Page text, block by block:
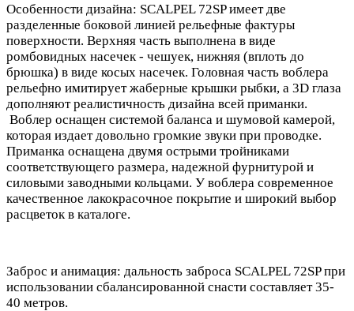
Особенности дизайна: SCALPEL 72SP имеет две
разделенные боковой линией рельефные фактуры
поверхности. Верхняя часть выполнена в виде
ромбовидных насечек - чешуек, нижняя (вплоть до
брюшка) в виде косых насечек. Головная часть воблера
рельефно имитирует жаберные крышки рыбки, а 3D глаза
дополняют реалистичность дизайна всей приманки.
Воблер оснащен системой баланса и шумовой камерой,
которая издает довольно громкие звуки при проводке.
Приманка оснащена двумя острыми тройниками
соответствующего размера, надежной фурнитурой и
силовыми заводными кольцами. У воблера современное
качественное лакокрасочное покрытие и широкий выбор
расцветок в каталоге.
Заброс и анимация: дальность заброса SCALPEL 72SP при
использовании сбалансированной снасти составляет 35-
40 метров.